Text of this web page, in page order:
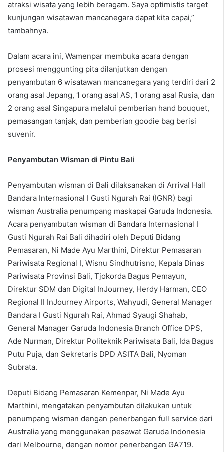
atraksi wisata yang lebih beragam. Saya optimistis target
kunjungan wisatawan mancanegara dapat kita capai,”
tambahnya.
Dalam acara ini, Wamenpar membuka acara dengan
prosesi menggunting pita dilanjutkan dengan
penyambutan 6 wisatawan mancanegara yang terdiri dari 2
orang asal Jepang, 1 orang asal AS, 1 orang asal Rusia, dan
2 orang asal Singapura melalui pemberian hand bouquet,
pemasangan tanjak, dan pemberian goodie bag berisi
suvenir.
Penyambutan Wisman di Pintu Bali
Penyambutan wisman di Bali dilaksanakan di Arrival Hall
Bandara Internasional I Gusti Ngurah Rai (IGNR) bagi
wisman Australia penumpang maskapai Garuda Indonesia.
Acara penyambutan wisman di Bandara Internasional I
Gusti Ngurah Rai Bali dihadiri oleh Deputi Bidang
Pemasaran, Ni Made Ayu Marthini, Direktur Pemasaran
Pariwisata Regional I, Wisnu Sindhutrisno, Kepala Dinas
Pariwisata Provinsi Bali, Tjokorda Bagus Pemayun,
Direktur SDM dan Digital InJourney, Herdy Harman, CEO
Regional II InJourney Airports, Wahyudi, General Manager
Bandara I Gusti Ngurah Rai, Ahmad Syaugi Shahab,
General Manager Garuda Indonesia Branch Office DPS,
Ade Nurman, Direktur Politeknik Pariwisata Bali, Ida Bagus
Putu Puja, dan Sekretaris DPD ASITA Bali, Nyoman
Subrata.
Deputi Bidang Pemasaran Kemenpar, Ni Made Ayu
Marthini, mengatakan penyambutan dilakukan untuk
penumpang wisman dengan penerbangan full service dari
Australia yang menggunakan pesawat Garuda Indonesia
dari Melbourne, dengan nomor penerbangan GA719.